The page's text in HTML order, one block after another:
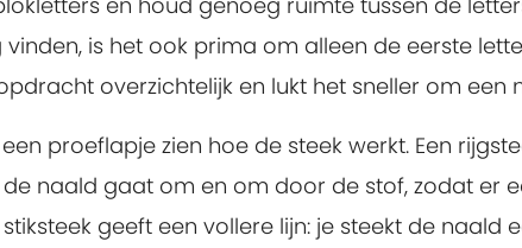
is het ook prima om alleen de eerste
overzichtelijk en lukt het sneller om een
proeflapje zien hoe de steek werkt. Een
naald gaat om en om door de stof, zodat er
geeft een vollere lijn: je steekt de naald